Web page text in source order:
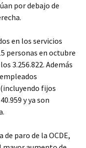
por debajo de
en los servicios
personas en octubre
3.256.822. Además
fijos
y ya son
paro de la OCDE,